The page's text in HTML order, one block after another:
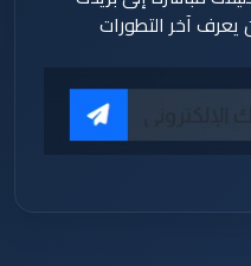
آخر التطورات